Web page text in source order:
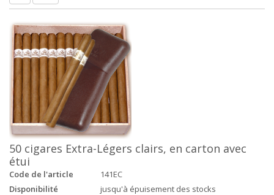
50 cigares Extra-Légers clairs, en carton avec
étui
Code de l'article
141EC
Disponibilité
jusqu'à épuisement des stocks